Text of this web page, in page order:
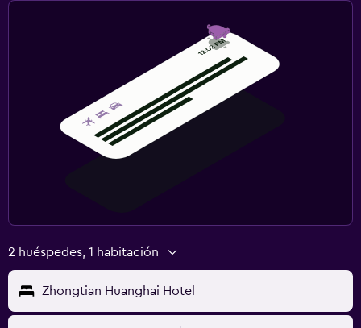
2 huéspedes, 1 habitación
Zhongtian Huanghai Hotel